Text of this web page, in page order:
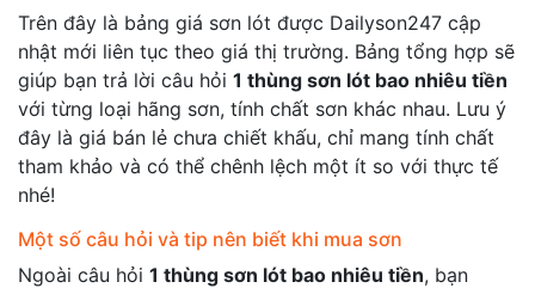
Trên đây là bảng giá sơn lót được Dailyson247 cập
nhật mới liên tục theo giá thị trường. Bảng tổng hợp sẽ
giúp bạn trả lời câu hỏi 1 thùng sơn lót bao nhiêu tiền
với từng loại hãng sơn, tính chất sơn khác nhau. Lưu ý
đây là giá bán lẻ chưa chiết khấu, chỉ mang tính chất
tham khảo và có thể chênh lệch một ít so với thực tế
nhé!
Một số câu hỏi và tip nên biết khi mua sơn
Ngoài câu hỏi 1 thùng sơn lót bao nhiêu tiền, bạn